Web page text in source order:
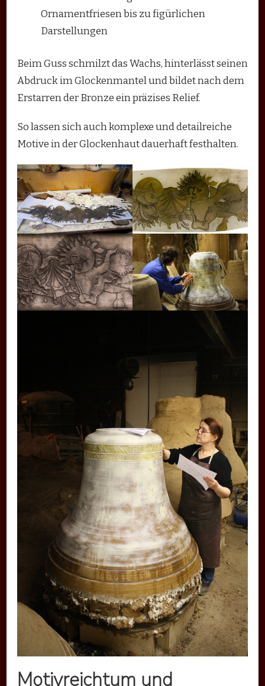
Ornamentfriesen bis zu figürlichen
Darstellungen
Beim Guss schmilzt das Wachs, hinterlässt seinen
Abdruck im Glockenmantel und bildet nach dem
Erstarren der Bronze ein präzises Relief.
So lassen sich auch komplexe und detailreiche
Motive in der Glockenhaut dauerhaft festhalten.
Motivreichtum und